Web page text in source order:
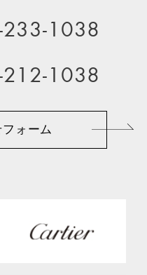
1038
1038
ォーム